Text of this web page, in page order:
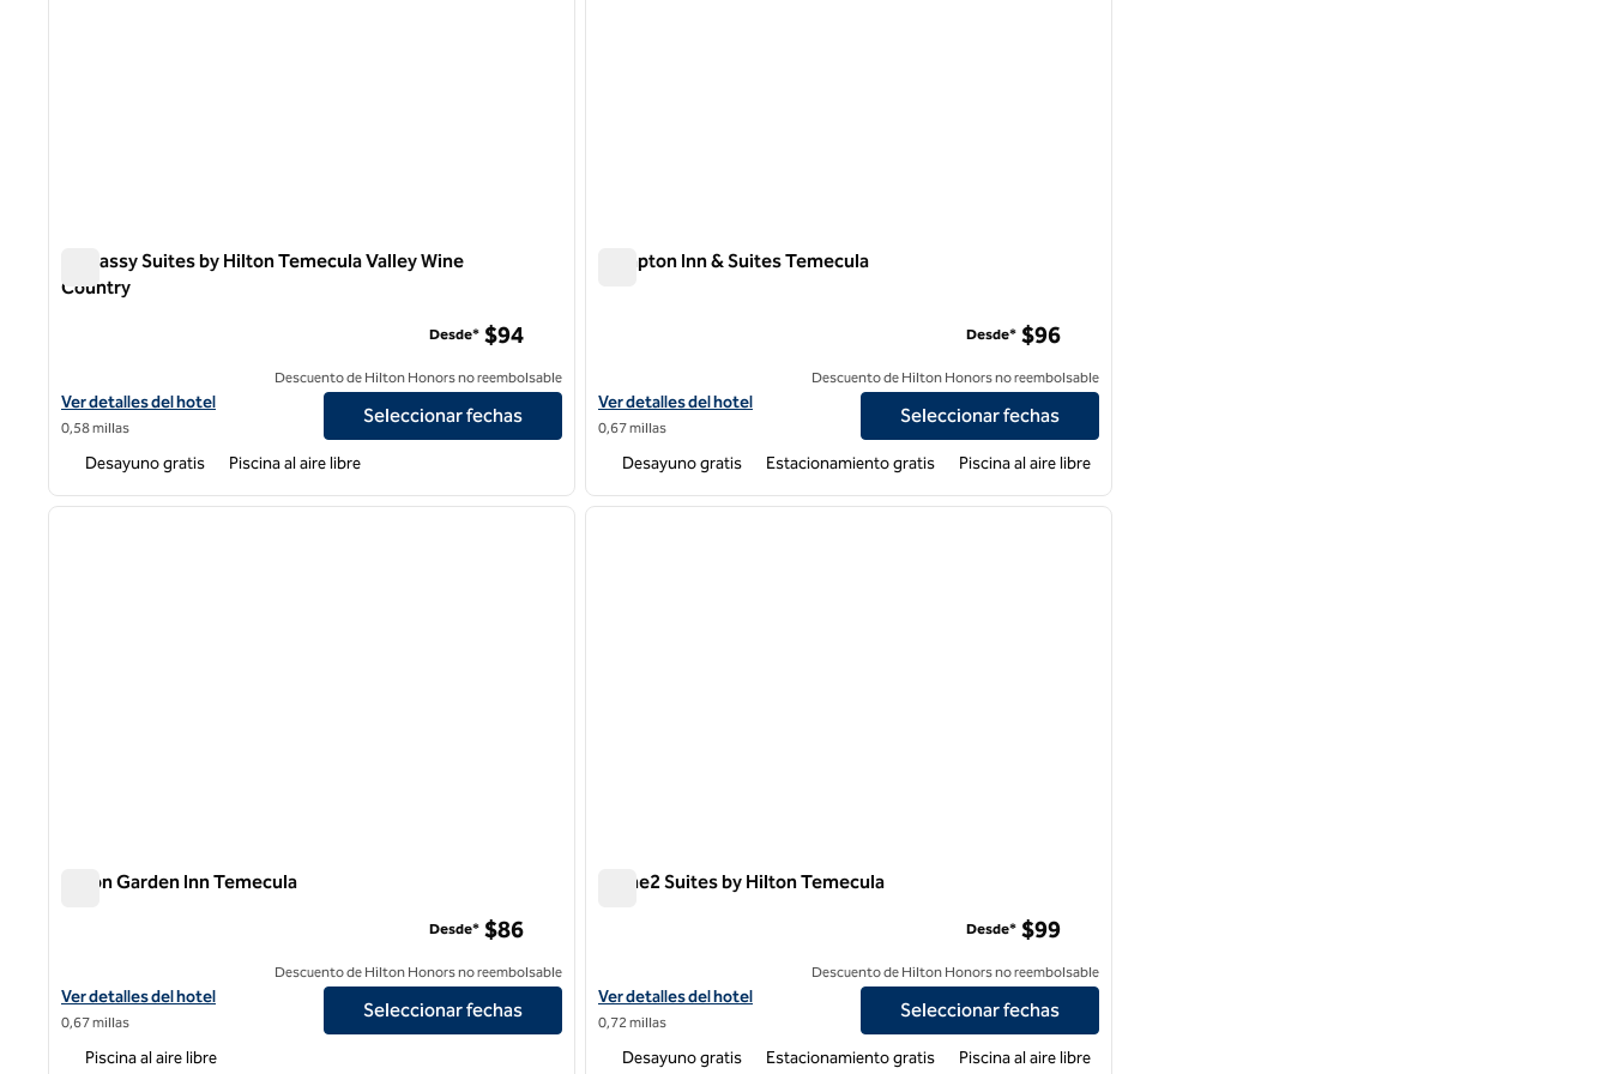
Embassy Suites by Hilton Temecula Valley Wine
Country
Ver detalles del hotel Embassy Suites by Hilton Temecula Valley Wine Country
Ver detalles del hotel
0,58 millas
Desde* $94
Descuento de Hilton Honors no reembolsable
Seleccionar fechas
Desayuno gratis Piscina al aire libre
Hampton Inn & Suites Temecula
Ver detalles del hotel Hampton Inn & Suites Temecula
Ver detalles del hotel
0,67 millas
Desde* $96
Descuento de Hilton Honors no reembolsable
Seleccionar fechas
Desayuno gratis Estacionamiento gratis Piscina al aire libre
1 de 12
siguiente imagen
Hilton Garden Inn Temecula
Ver detalles del hotel Hilton Garden Inn Temecula
Ver detalles del hotel
0,67 millas
Desde* $86
Descuento de Hilton Honors no reembolsable
Seleccionar fechas
Piscina al aire libre
1 de 10
siguiente imagen
Home2 Suites by Hilton Temecula
Ver detalles del hotel Home2 Suites by Hilton Temecula
Ver detalles del hotel
0,72 millas
Desde* $99
Descuento de Hilton Honors no reembolsable
Seleccionar fechas
Desayuno gratis Estacionamiento gratis Piscina al aire libre